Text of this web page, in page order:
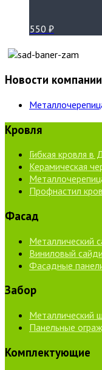
550 ₽
Новости компании
Кровля
Гибкая кровля в
Керамическая
Профнастил
Фасад
Металлический
Виниловый
Фасадные
Забор
Металлический
Панельные
Комплектующие